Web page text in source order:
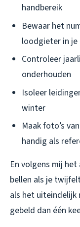
handbereik
Bewaar het
loodgieter in
Controleer
onderhouden
Isoleer
winter
Maak foto’s
handig als
En volgens mij
bellen als je
als het uiteindelijk
gebeld dan één